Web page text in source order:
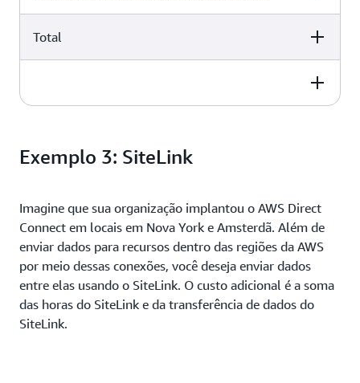
$6,570.00 USD per month
Total
USD 6.570,00 + USD 8.192,00
Exemplo 3: SiteLink
Imagine que sua organização implantou o AWS Direct
Connect em locais em Nova York e Amsterdã. Além de
enviar dados para recursos dentro das regiões da AWS
por meio dessas conexões, você deseja enviar dados
entre elas usando o SiteLink. O custo adicional é a soma
das horas do SiteLink e da transferência de dados do
SiteLink.